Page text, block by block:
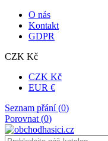
O nás
Kontakt
GDPR
CZK Kč
CZK Kč
EUR €
Seznam přání (0)
Porovnat (0)